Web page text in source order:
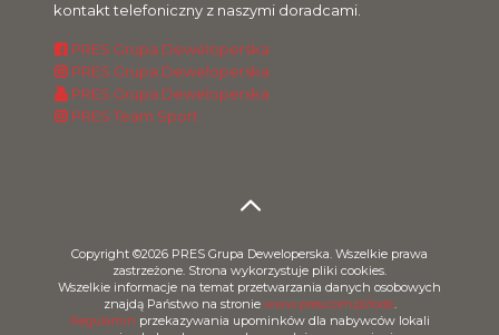
kontakt telefoniczny z naszymi doradcami.
PRES Grupa Deweloperska
PRES Grupa Deweloperska
PRES Grupa Deweloperska
PRES Team Sport
Copyright ©2026 PRES Grupa Deweloperska. Wszelkie prawa
zastrzeżone. Strona wykorzystuje pliki cookies.
Wszelkie informacje na temat przetwarzania danych osobowych
znajdą Państwo na stronie www.pres.com.pl/rodo.
Regulamin przekazywania upominków dla nabywców lokali